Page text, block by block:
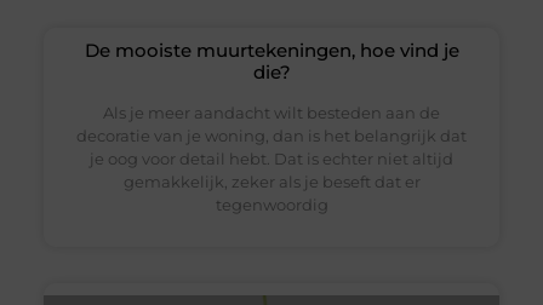
De mooiste muurtekeningen, hoe vind je
die?
Als je meer aandacht wilt besteden aan de
decoratie van je woning, dan is het belangrijk dat
je oog voor detail hebt. Dat is echter niet altijd
gemakkelijk, zeker als je beseft dat er
tegenwoordig